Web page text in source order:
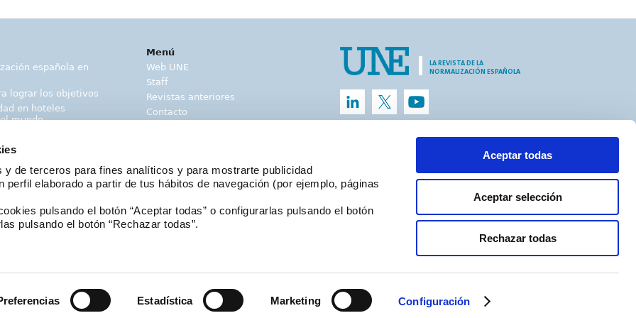
y de terceros para fines analíticos y para mostrarte publicidad
perfil elaborado a partir de tus hábitos de navegación (por ejemplo, páginas
pulsando el botón “Aceptar todas” o configurarlas pulsando el botón
pulsando el botón “Rechazar todas”.
Estadística Marketing Configuración
Aceptar todas
Aceptar selección
Rechazar todas
española en
lograr los objetivos
en hoteles
mundo
contra
marinas.
de olas y corrientes
2020
Menú
Web UNE
Staff
Revistas anteriores
Contacto
LA REVISTA DE LA
NORMALIZACIÓN ESPAÑOLA